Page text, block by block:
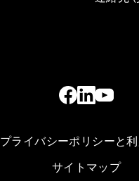
プライバシーポリシーと
サイトマップ